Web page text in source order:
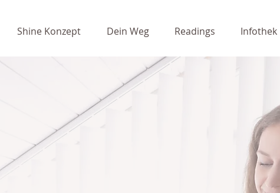
Shine Konzept Dein Weg Readings Infothek